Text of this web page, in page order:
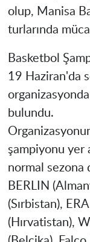
olup, Manisa
turlarında
Basketbol
19 Haziran'da
bulundu.
şampiyonu yer
normal sezona
BERLIN
(Sırbistan),
(Hırvatistan),